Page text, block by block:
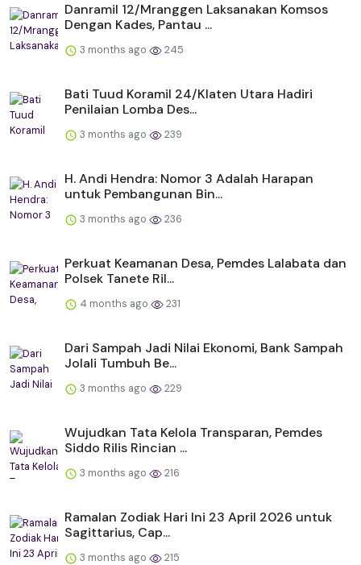
Danramil 12/Mranggen Laksanakan Komsos
Dengan Kades, Pantau ...
3 months ago 245
Bati Tuud Koramil 24/Klaten Utara Hadiri
Penilaian Lomba Des...
3 months ago 239
H. Andi Hendra: Nomor 3 Adalah Harapan
untuk Pembangunan Bin...
3 months ago 236
Perkuat Keamanan Desa, Pemdes Lalabata dan
Polsek Tanete Ril...
4 months ago 231
Dari Sampah Jadi Nilai Ekonomi, Bank Sampah
Jolali Tumbuh Be...
3 months ago 229
Wujudkan Tata Kelola Transparan, Pemdes
Siddo Rilis Rincian ...
3 months ago 216
Ramalan Zodiak Hari Ini 23 April 2026 untuk
Sagittarius, Cap...
3 months ago 215